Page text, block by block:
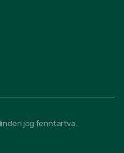
jog fenntartva.